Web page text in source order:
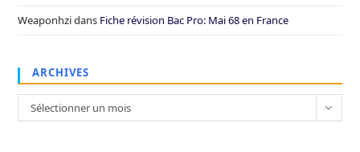
Weaponhzidans Fiche révision Bac Pro: Mai 68 en France
ARCHIVES
Archives
Sélectionner un mois